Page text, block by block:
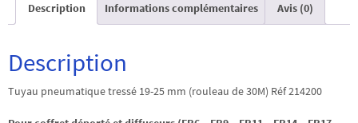
mm
(rouleau
de
Description Informations complémentaires Avis (0)
Description
Tuyau pneumatique tressé 19-25 mm (rouleau de 30M) Réf 214200